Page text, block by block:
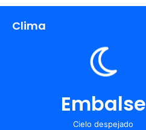
Clima
Embalse
Cielo despejado